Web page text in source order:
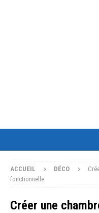
ACCUEIL DÉCO
fonctionnelle
Créer une